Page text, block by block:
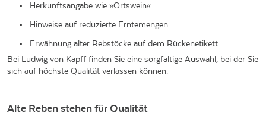
Herkunftsangabe wie »Ortswein«
Hinweise auf reduzierte Erntemengen
Erwähnung alter Rebstöcke auf dem Rückenetikett
Bei Ludwig von Kapff finden Sie eine sorgfältige Auswahl, bei der Sie
sich auf höchste Qualität verlassen können.
Alte Reben stehen für Qualität